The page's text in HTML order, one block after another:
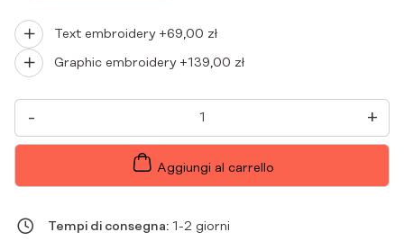
Text embroidery +69,00 zł
Graphic embroidery +139,00 zł
-
TUNICA
MEDICO
DONNA
A
PREMIUM
MARINE
+
Aggiungi al carrello
Tempi di consegna: 1-2 giorni